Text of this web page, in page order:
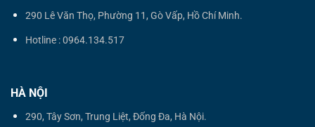
290 Lê Văn Thọ, Phường 11, Gò Vấp, Hồ Chí Minh.
Hotline : 0964.134.517
HÀ NỘI
290, Tây Sơn, Trung Liệt, Đống Đa, Hà Nội.